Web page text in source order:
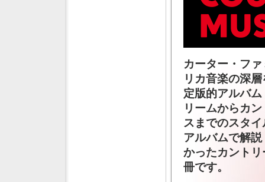
カーター・フ
リカ音楽の深
定版的アルバ
リームからカ
スまでのスタ
アルバムで解
かったカント
冊です。